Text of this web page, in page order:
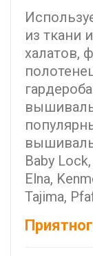
из ткани
халатов,
Baby
Elna,
Tajima,